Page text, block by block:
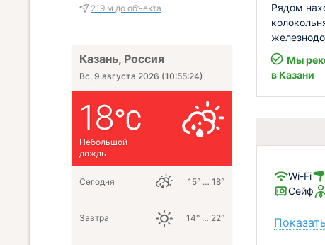
Рядом
Мы
в Казани
Wi-Fi
Сейф
219 м до объекта
Казань, Россия
Вс, 9 августа 2026 (10:55:25)
18
Небольшой
дождь
Сегодня 15° … 18°
Завтра 14° … 22°